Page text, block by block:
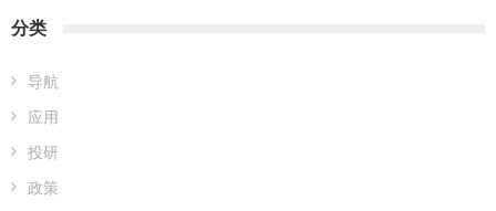
分类
导航
应用
投研
政策